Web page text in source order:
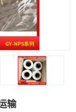
输